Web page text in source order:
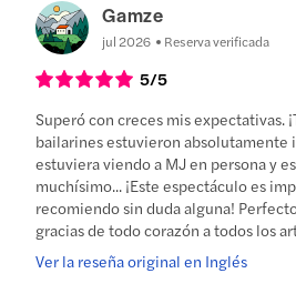
Gamze
jul 2026 Reserva verificada
5/5
Superó con creces mis expectativas.
bailarines estuvieron absolutamente
estuviera viendo a MJ en persona y
muchísimo... ¡Este espectáculo es
recomiendo sin duda alguna!
gracias de todo corazón a todos los
Ver la reseña original en Inglés